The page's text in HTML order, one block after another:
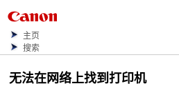
主页
搜索
无法在网络上找到打印机